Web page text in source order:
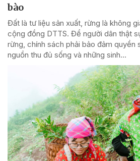
bào
Đất là tư liệu sản xuất, rừng là không
cộng đồng DTTS. Để người dân thật
rừng, chính sách phải bảo đảm quyền
nguồn thu đủ sống và những sinh...